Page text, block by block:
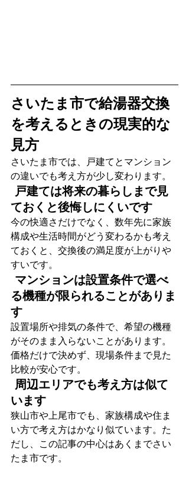
さいたま市で給湯器交換
を考えるときの現実的な
見方
さいたま市では、戸建てとマンション
の違いでも考え方が少し変わります。
ておくと後悔しにくいです
今の快適さだけでなく、数年先に家族
構成や生活時間がどう変わるかも考え
ておくと、交換後の満足度が上がりや
すいです。
る機種が限られることがありま
す
設置場所や排気の条件で、希望の機種
がそのまま入らないことがあります。
価格だけで決めず、現場条件まで見た
比較が安心です。
います
狭山市や上尾市でも、家族構成や住ま
い方で考え方はかなり似ています。た
だし、この記事の中心はあくまでさい
たま市です。